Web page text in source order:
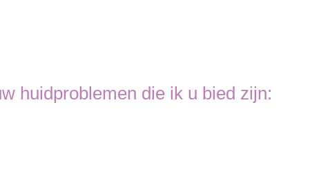
huidproblemen die ik u bied zijn: